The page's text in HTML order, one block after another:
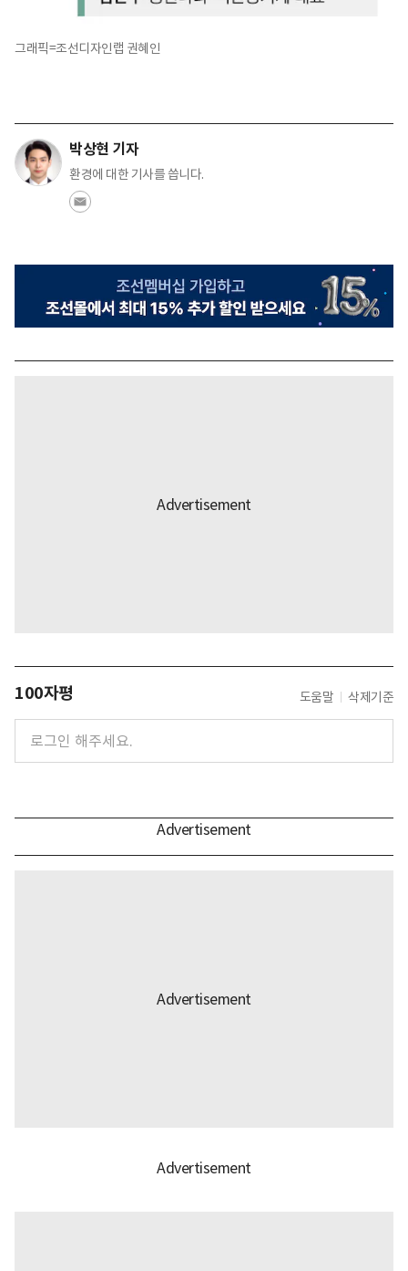
그래픽=조선디자인랩 권혜인
박상현 기자
환경에 대한 기사를 씁니다.
100자평 도움말 삭제기준